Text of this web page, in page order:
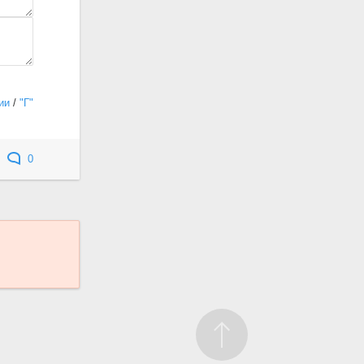
/ "Г"
0